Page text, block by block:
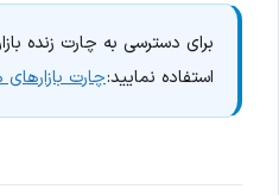
برای دسترسی به چارت زنده
استفاده نمایید:چارت بازارهای